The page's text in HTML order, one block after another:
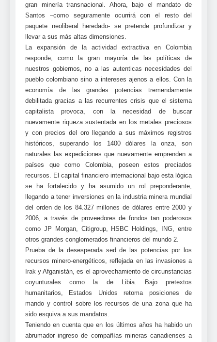
gran minería transnacional. Ahora, bajo el mandato de
Santos –como seguramente ocurrirá con el resto del
paquete neoliberal heredado- se pretende profundizar y
llevar a sus más altas dimensiones.
La expansión de la actividad extractiva en Colombia
responde, como la gran mayoría de las políticas de
nuestros gobiernos, no a las autenticas necesidades del
pueblo colombiano sino a intereses ajenos a ellos. Con la
economía de las grandes potencias tremendamente
debilitada gracias a las recurrentes crisis que el sistema
capitalista provoca, con la necesidad de buscar
nuevamente riqueza sustentada en los metales preciosos
y con precios del oro llegando a sus máximos registros
históricos, superando los 1400 dólares la onza, son
naturales las expediciones que nuevamente emprenden a
países que como Colombia, poseen estos preciados
recursos. El capital financiero internacional bajo esta lógica
se ha fortalecido y ha asumido un rol preponderante,
llegando a tener inversiones en la industria minera mundial
del orden de los 84.327 millones de dólares entre 2000 y
2006, a través de proveedores de fondos tan poderosos
como JP Morgan, Citigroup, HSBC Holdings, ING, entre
otros grandes conglomerados financieros del mundo 2.
Prueba de la desesperada sed de las potencias por los
recursos minero-energéticos, reflejada en las invasiones a
Irak y Afganistán, es el aprovechamiento de circunstancias
coyunturales como la de Libia. Bajo pretextos
humanitarios, Estados Unidos retoma posiciones de
mando y control sobre los recursos de una zona que ha
sido esquiva a sus mandatos.
Teniendo en cuenta que en los últimos años ha habido un
abrumador ingreso de compañías mineras canadienses a